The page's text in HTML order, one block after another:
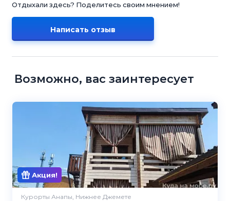
Отдыхали здесь? Поделитесь своим мнением!
Написать отзыв
Возможно, вас заинтересует
Акция!
Курорты Анапы, Нижнее Джемете